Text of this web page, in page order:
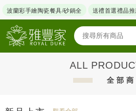
波蘭彩手繪陶瓷餐具/砂鍋全 送禮首選禮品
ALL
全部